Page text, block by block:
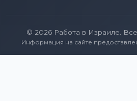
© 2026 Работа в Израиле.
Информация на сайте